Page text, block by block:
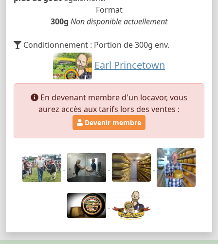
Format
300g Non disponible actuellement
Conditionnement : Portion de 300g env.
Earl Princetown
En devenant membre d'un locavor, vous
aurez accès aux tarifs lors des ventes :
Devenir membre